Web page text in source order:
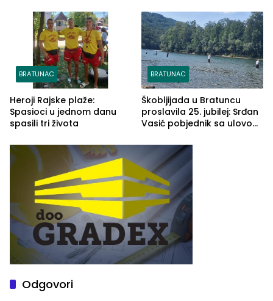
Drine HE
BRATUNAC
Heroji Rajske plaže:
Spasioci u jednom danu
spasili tri života
BRATUNAC
Škobljijada u Bratuncu
proslavila 25. jubilej: Srđan
Vasić pobjednik sa ulovom
Odgovori